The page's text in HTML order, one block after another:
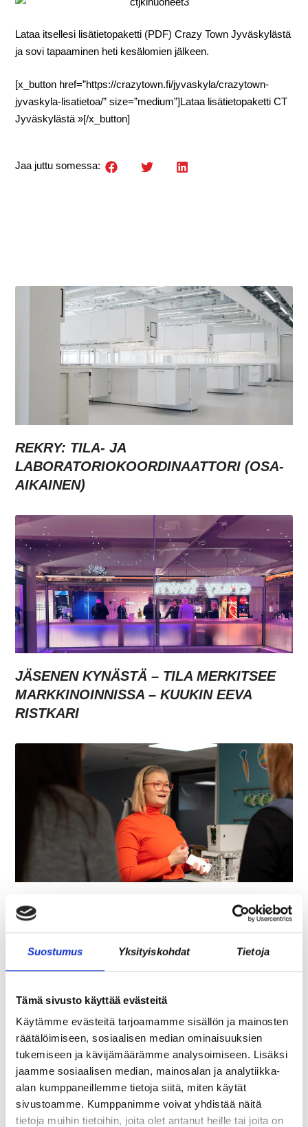
Suostumus Yksityiskohdat Tietoja
Tämä sivusto käyttää evästeitä
Käytämme evästeitä tarjoamamme sisällön ja mainosten
räätälöimiseen, sosiaalisen median ominaisuuksien
tukemiseen ja kävijämäärämme analysoimiseen. Lisäksi
jaamme sosiaalisen median, mainosalan ja analytiikka-
alan kumppaneillemme tietoja siitä, miten käytät
sivustoamme. Kumppanimme voivat yhdistää näitä
tietoja muihin tietoihin, joita olet antanut heille tai joita on
Lataa itsellesi lisätietopaketti (PDF) Crazy Town Jyväskylästä
ja sovi tapaaminen heti kesälomien jälkeen.
[x_button href=”https://crazytown.fi/jyvaskyla/crazytown-
jyvaskyla-lisatietoa/” size=”medium”]Lataa lisätietopaketti CT
Jyväskylästä »[/x_button]
Jaa juttu somessa:
REKRY: TILA- JA
LABORATORIOKOORDINAATTORI (OSA-
AIKAINEN)
JÄSENEN KYNÄSTÄ – TILA MERKITSEE
MARKKINOINNISSA – KUUKIN EEVA
RISTKARI
ASIAKASYMMÄRRYS SYNTYY IHMISTEN
KESKELLÄ – JA NIIN SYNTYY MYÖS